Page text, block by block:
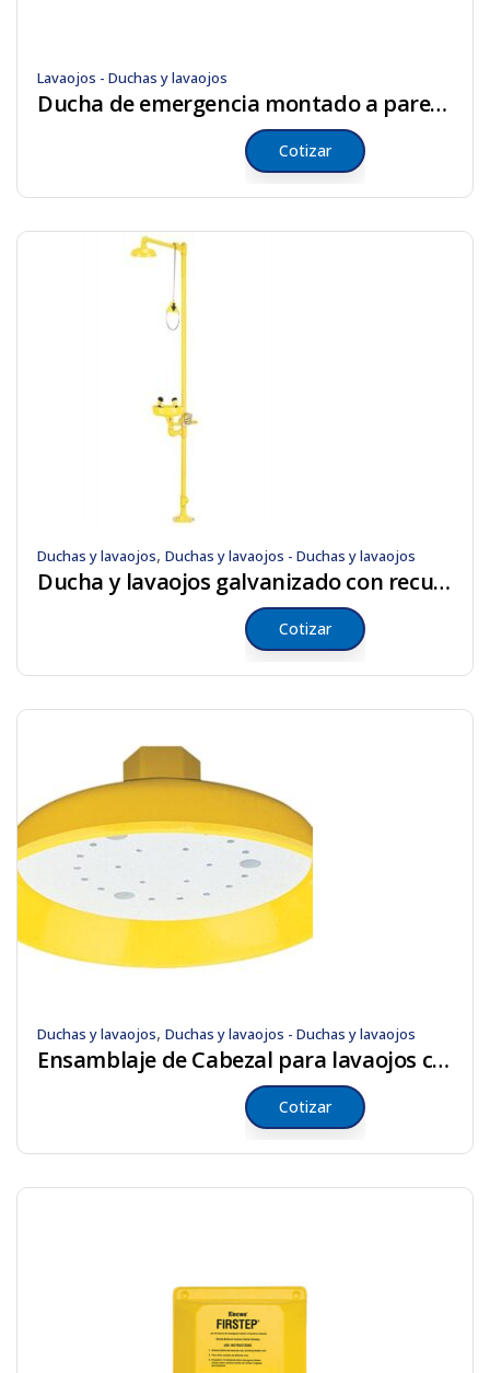
Lavaojos - Duchas y lavaojos
Ducha de emergencia montado a pared cascaide
Cotizar
Duchas y lavaojos, Duchas y lavaojos - Duchas y lavaojos
Ducha y lavaojos galvanizado con recubrimiento anticorrosión
Cotizar
Duchas y lavaojos, Duchas y lavaojos - Duchas y lavaojos
Ensamblaje de Cabezal para lavaojos chorro doble
Cotizar